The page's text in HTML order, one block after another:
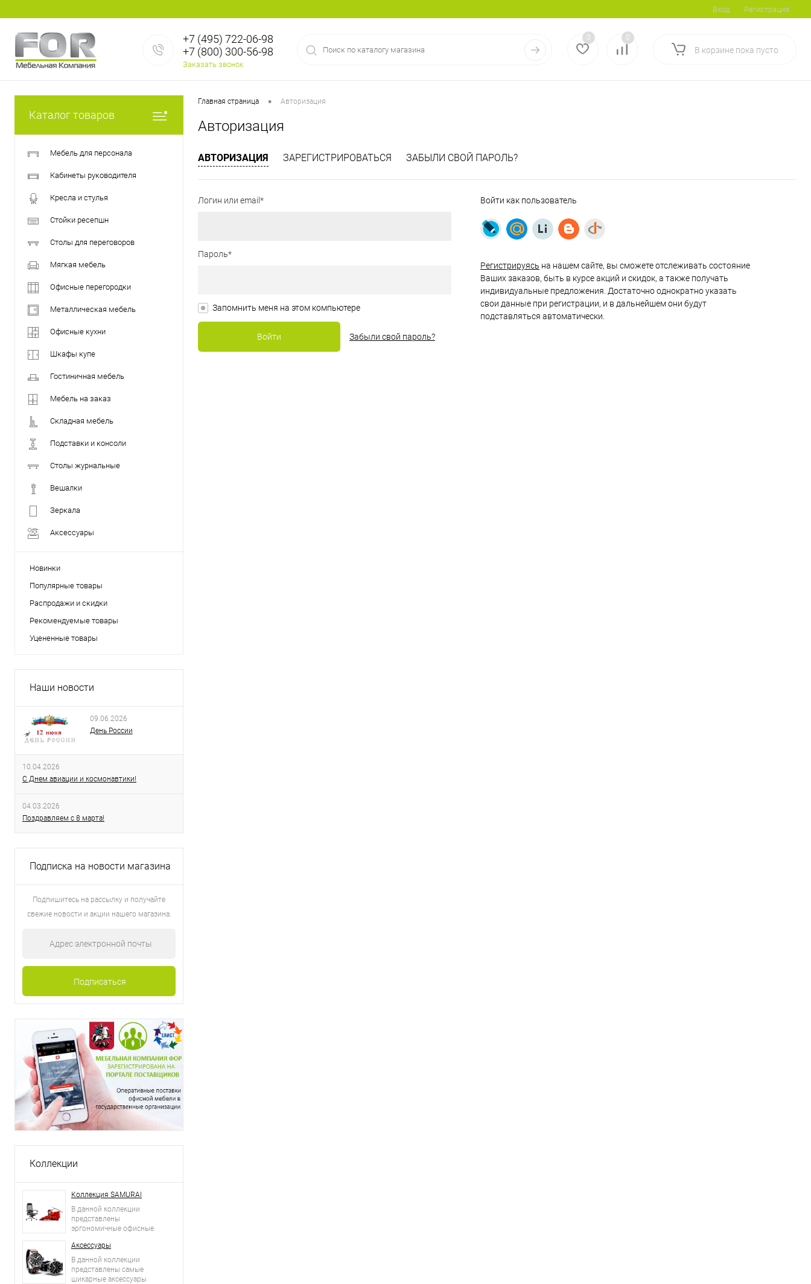
Вход Регистрация
+7 (495) 722-06-98
+7 (800) 300-56-98
Заказать звонок
0 0
В корзине пока пусто
Каталог товаров
Мебель для персонала
Кабинеты руководителя
Кресла и стулья
Стойки ресепшн
Столы для переговоров
Мягкая мебель
Офисные перегородки
Металлическая мебель
Офисные кухни
Шкафы купе
Гостиничная мебель
Мебель на заказ
Складная мебель
Подставки и консоли
Столы журнальные
Вешалки
Зеркала
Аксессуары
Новинки
Популярные товары
Распродажи и скидки
Рекомендуемые товары
Уцененные товары
Наши новости
09.06.2026
День России
10.04.2026
С Днем авиации и космонавтики!
04.03.2026
Поздравляем с 8 марта!
Подписка на новости магазина
Подпишитесь на рассылку и получайте
свежие новости и акции нашего магазина.
Коллекции
Коллекция SAMURAI
В данной коллекции
представлены
эргономичные офисные
Аксессуары
В данной коллекции
представлены самые
шикарные аксессуары
Главная страница • Авторизация
Авторизация
АВТОРИЗАЦИЯ ЗАРЕГИСТРИРОВАТЬСЯ ЗАБЫЛИ СВОЙ ПАРОЛЬ?
Логин или email*
Пароль*
Запомнить меня на этом компьютере
Забыли свой пароль?
Войти как пользователь
Регистрируясь на нашем сайте, вы сможете отслеживать состояние
Ваших заказов, быть в курсе акций и скидок, а также получать
индивидуальные предложения. Достаточно однократно указать
свои данные при регистрации, и в дальнейшем они будут
подставляться автоматически.